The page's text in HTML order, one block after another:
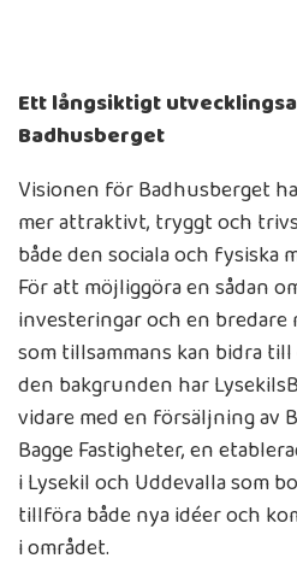
Ett långsiktigt
Badhusberget
Visionen för Badhusberget
mer attraktivt, tryggt och
både den sociala och fysiska
För att möjliggöra en sådan
investeringar och en bredare
som tillsammans kan bidra
den bakgrunden har
vidare med en försäljning av
Bagge Fastigheter, en
i Lysekil och Uddevalla som
tillföra både nya idéer och
i området.